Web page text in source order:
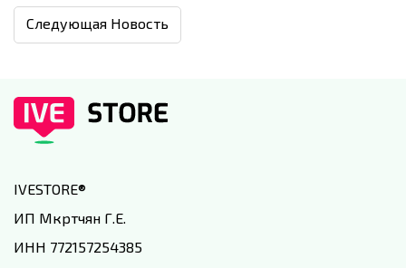
Следующая Новость
IVESTORE®
ИП Мкртчян Г.Е.
ИНН 772157254385